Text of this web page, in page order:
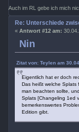
Auch im RL gebe ich mich
Nin
Re: Unterschiede
« Antwort #12 am:
Zitat von: Teylen am
Eigentlich hat er doch
Das heißt welche Splats
man beachten sollte,
Splats [Changeling 1ed
bemerkenswertes
Edition gibt.